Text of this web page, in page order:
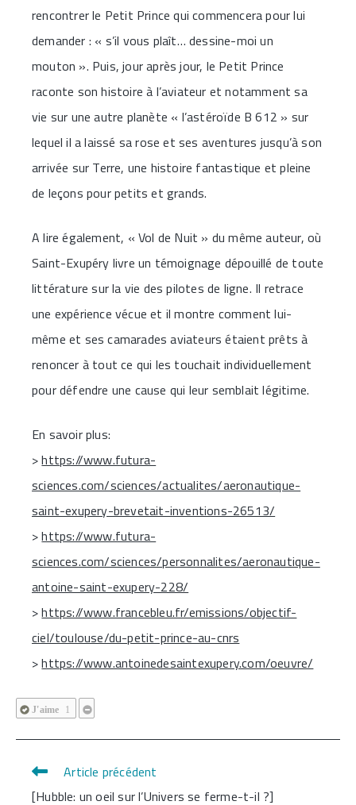
rencontrer le Petit Prince qui commencera pour lui
demander : « s’il vous plaît… dessine-moi un
mouton ». Puis, jour après jour, le Petit Prince
raconte son histoire à l’aviateur et notamment sa
vie sur une autre planète « l’astéroïde B 612 » sur
lequel il a laissé sa rose et ses aventures jusqu’à son
arrivée sur Terre, une histoire fantastique et pleine
de leçons pour petits et grands.
A lire également, « Vol de Nuit » du même auteur, où
Saint-Exupéry livre un témoignage dépouillé de toute
littérature sur la vie des pilotes de ligne. Il retrace
une expérience vécue et il montre comment lui-
même et ses camarades aviateurs étaient prêts à
renoncer à tout ce qui les touchait individuellement
pour défendre une cause qui leur semblait légitime.
En savoir plus:
>https://www.futura-
sciences.com/sciences/actualites/aeronautique-
saint-exupery-brevetait-inventions-26513/
>https://www.futura-
sciences.com/sciences/personnalites/aeronautique-
antoine-saint-exupery-228/
>https://www.francebleu.fr/emissions/objectif-
ciel/toulouse/du-petit-prince-au-cnrs
>https://www.antoinedesaintexupery.com/oeuvre/
J'aime 1
Read
Article précédent
[Hubble: un oeil sur l’Univers se ferme-t-il ?]